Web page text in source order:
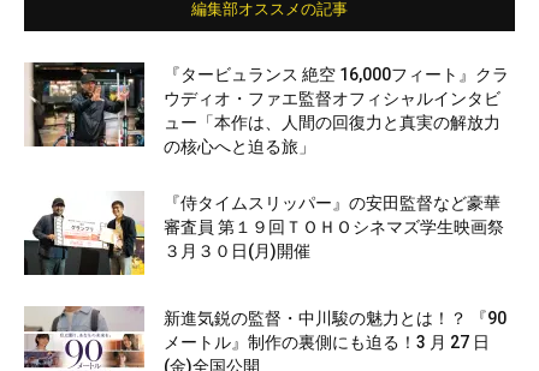
編集部オススメの記事
『タービュランス 絶空 16,000フィート』クラ
ウディオ・ファエ監督オフィシャルインタビ
ュー「本作は、人間の回復力と真実の解放力
の核心へと迫る旅」
『侍タイムスリッパー』の安田監督など豪華
審査員 第１９回ＴＯＨＯシネマズ学生映画祭
３月３０日(月)開催
新進気鋭の監督・中川駿の魅力とは！？ 『90
メートル』制作の裏側にも迫る！3 月 27 日
(金)全国公開